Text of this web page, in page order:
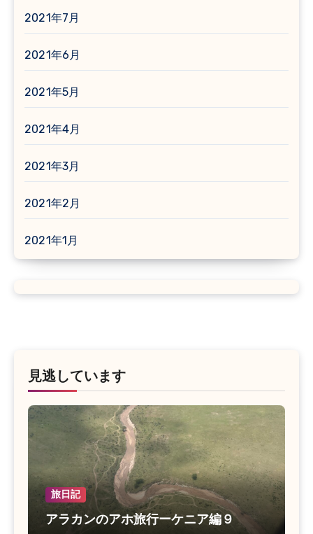
2021年7月
2021年6月
2021年5月
2021年4月
2021年3月
2021年2月
2021年1月
見逃しています
旅日記
アラカンのアホ旅行ーケニア編９